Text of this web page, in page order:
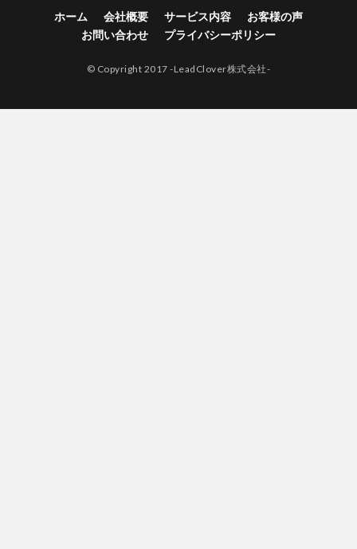
ホーム 会社概要 サービス内容
お客様の声
お問い合わせ
プライバシーポリシー
© Copyright 2017 -LeadClover株式会社-